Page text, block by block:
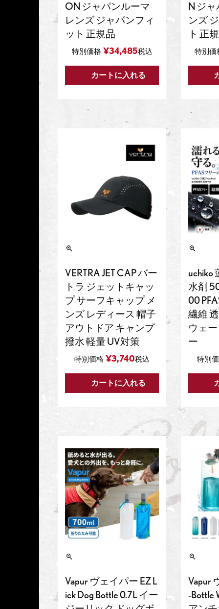
ON ジャパンルーマ
レンズ ジャパンフィ
ット 正規品
特別価格 ¥34,485税込
カートに入れる
N ジ
ンズ
ト 正
特別価
VERTRA JET CAP バー
トラ ジェットキャッ
プ サーフキャップ メ
ンズ レディース 帽子
アウトドア キャンプ
撥水 軽量 UV対策
特別価格 ¥3,740税込
カートに入れる
uchiko
水剤
00
繊維
ウェ
ー
特別
Vapur ヴェイパー EZ L
ick Dog Bottle 0.7L イー
Vapur
-Bottle